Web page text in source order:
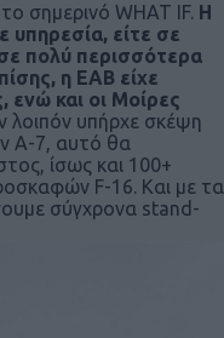
σημερινό WHAT IF. Η
υπηρεσία, είτε σε
πολύ περισσότερα
η ΕΑΒ είχε
και οι Μοίρες
λοιπόν υπήρχε σκέψη
Α-7, αυτό θα
ίσως και 100+
F-16. Και με τα
σύγχρονα stand-